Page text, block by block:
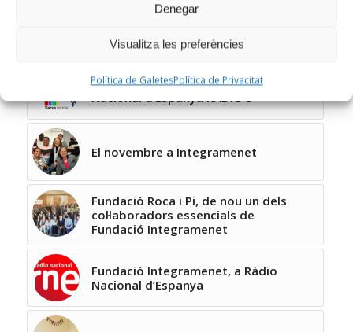
Denegar
Visualitza les preferències
Política de GaletesPolítica de Privacitat
entitats socials reclamen que
ajudes socials
Fundació Integramenet, a Radio
Nacional d’Espanya RADIO 5
El novembre a Integramenet
Fundació Roca i Pi, de nou un dels
col·laboradors essencials de
Fundació Integramenet
Fundació Integramenet, a Ràdio
Nacional d’Espanya